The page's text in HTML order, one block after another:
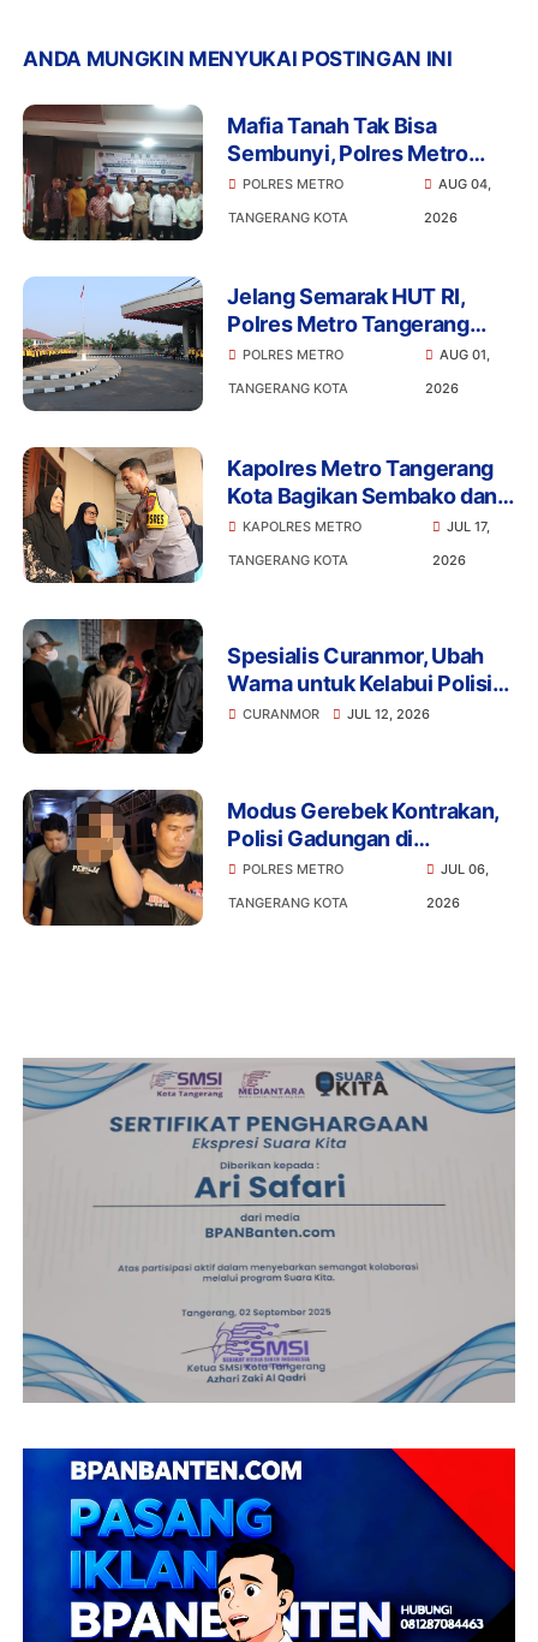
ANDA MUNGKIN MENYUKAI POSTINGAN INI
Mafia Tanah Tak Bisa
Sembunyi, Polres Metro
Tangerang Kota Edukasi
Warga Pinang Soal Sertifikat
POLRES METRO
TANGERANG KOTA
AUG 04,
2026
Jelang Semarak HUT RI,
Polres Metro Tangerang
Kota Percantik Mako dan
Siap Sukseskan Merdeka
POLRES METRO
TANGERANG KOTA
AUG 01,
2026
Kapolres Metro Tangerang
Kota Bagikan Sembako dan
Ajak Warga Jaga Kamtibmas
KAPOLRES METRO
TANGERANG KOTA
JUL 17,
2026
Spesialis Curanmor, Ubah
Warna untuk Kelabui Polisi
Berhasil Dibekuk Jajaran
CURANMOR JUL 12, 2026
Modus Gerebek Kontrakan,
Polisi Gadungan di
Tangerang Ditangkap, Dua
Rekannya Masih Diburu
POLRES METRO
TANGERANG KOTA
JUL 06,
2026